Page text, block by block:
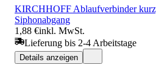
KIRCHHOFF Ablaufverbinder
Siphonabgang
1,88 €inkl. MwSt.
Lieferung bis 2-4 Arbeitstage
Details anzeigen